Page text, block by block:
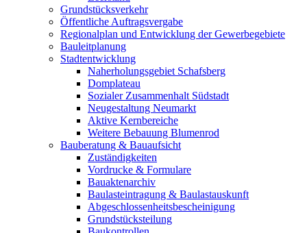
Grundstücksverkehr
Öffentliche Auftragsvergabe
Regionalplan und Entwicklung der Gewerbegebiete
Bauleitplanung
Stadtentwicklung
Naherholungsgebiet Schafsberg
Domplateau
Sozialer Zusammenhalt Südstadt
Neugestaltung Neumarkt
Aktive Kernbereiche
Weitere Bebauung Blumenrod
Bauberatung & Bauaufsicht
Zuständigkeiten
Vordrucke & Formulare
Bauaktenarchiv
Baulasteintragung & Baulastauskunft
Abgeschlossenheitsbescheinigung
Grundstücksteilung